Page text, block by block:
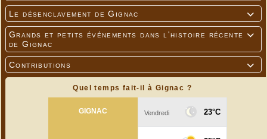

Le désenclavement de Gignac

Grands et petits événements dans l'histoire récente
de Gignac

Contributions
Quel temps fait-il à Gignac ?